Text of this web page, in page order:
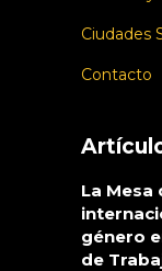
Ciudades
Contacto
La
género
de